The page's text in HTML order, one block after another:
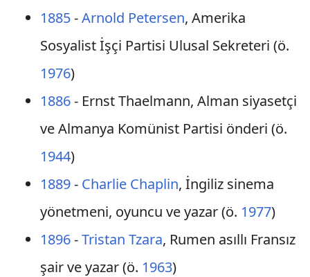
1885-Arnold Petersen, Amerika
Sosyalist İşçi Partisi Ulusal Sekreteri (ö.
1976)
1886- Ernst Thaelmann, Alman siyasetçi
ve Almanya Komünist Partisi önderi (ö.
1944)
1889- Charlie Chaplin, İngiliz sinema
yönetmeni, oyuncu ve yazar (ö. 1977)
1896-Tristan Tzara, Rumen asıllı Fransız
şair ve yazar (ö. 1963)